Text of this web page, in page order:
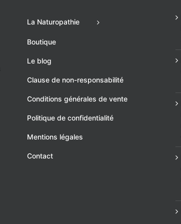
La Naturopathie
Boutique
Le blog
Clause de non-responsabilité
Conditions générales de vente
Politique de confidentialité
Mentions légales
Contact